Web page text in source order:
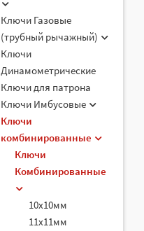
Ключи Газовые
(трубный рычажный)
Ключи
Динамометрические
Ключи для патрона
Ключи Имбусовые
Ключи
комбинированные
Ключи
Комбинированные
10х10мм
11х11мм